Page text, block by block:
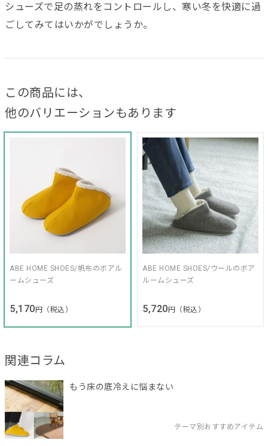
シューズで足の蒸れをコントロールし、寒い冬を快適に過
ごしてみてはいかがでしょうか。
この商品には、
他のバリエーションもあります
ABE HOME SHOES/帆布のボアル
ームシューズ
5,170円（税込）
ABE HOME SHOES/ウールのボア
ルームシューズ
5,720円（税込）
関連コラム
もう床の底冷えに悩まない
テーマ別おすすめアイテム